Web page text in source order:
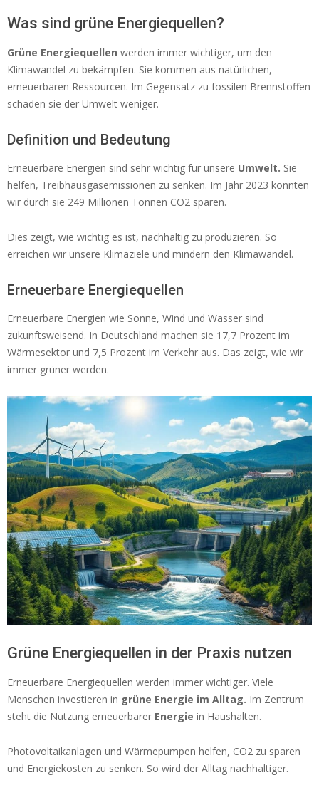
Was sind grüne Energiequellen?
Grüne Energiequellen werden immer wichtiger, um den
Klimawandel zu bekämpfen. Sie kommen aus natürlichen,
erneuerbaren Ressourcen. Im Gegensatz zu fossilen Brennstoffen
schaden sie der Umwelt weniger.
Definition und Bedeutung
Erneuerbare Energien sind sehr wichtig für unsere Umwelt. Sie
helfen, Treibhausgasemissionen zu senken. Im Jahr 2023 konnten
wir durch sie 249 Millionen Tonnen CO2 sparen.
Dies zeigt, wie wichtig es ist, nachhaltig zu produzieren. So
erreichen wir unsere Klimaziele und mindern den Klimawandel.
Erneuerbare Energiequellen
Erneuerbare Energien wie Sonne, Wind und Wasser sind
zukunftsweisend. In Deutschland machen sie 17,7 Prozent im
Wärmesektor und 7,5 Prozent im Verkehr aus. Das zeigt, wie wir
immer grüner werden.
Grüne Energiequellen in der Praxis nutzen
Erneuerbare Energiequellen werden immer wichtiger. Viele
Menschen investieren in grüne Energie im Alltag. Im Zentrum
steht die Nutzung erneuerbarer Energie in Haushalten.
Photovoltaikanlagen und Wärmepumpen helfen, CO2 zu sparen
und Energiekosten zu senken. So wird der Alltag nachhaltiger.